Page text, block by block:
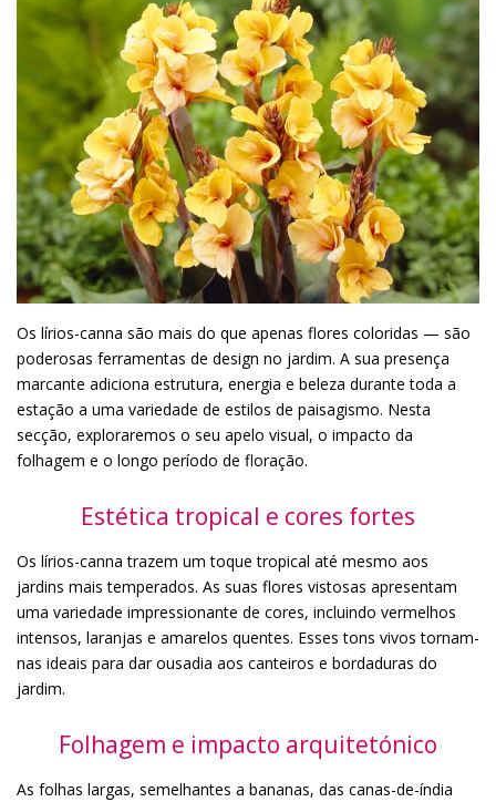
Os lírios-canna são mais do que apenas flores coloridas — são
poderosas ferramentas de design no jardim. A sua presença
marcante adiciona estrutura, energia e beleza durante toda a
estação a uma variedade de estilos de paisagismo. Nesta
secção, exploraremos o seu apelo visual, o impacto da
folhagem e o longo período de floração.
Estética tropical e cores fortes
Os lírios-canna trazem um toque tropical até mesmo aos
jardins mais temperados. As suas flores vistosas apresentam
uma variedade impressionante de cores, incluindo vermelhos
intensos, laranjas e amarelos quentes. Esses tons vivos tornam-
nas ideais para dar ousadia aos canteiros e bordaduras do
jardim.
Folhagem e impacto arquitetónico
As folhas largas, semelhantes a bananas, das canas-de-índia